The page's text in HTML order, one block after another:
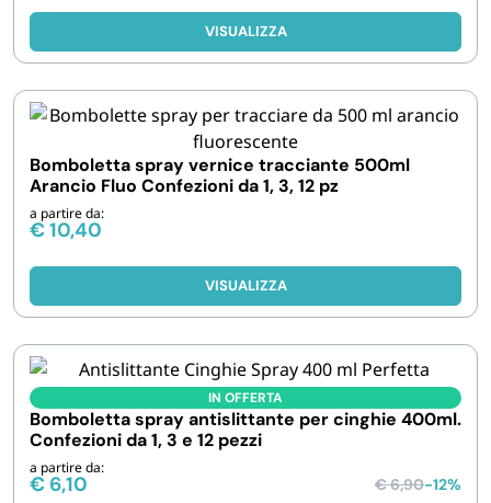
VISUALIZZA
Bomboletta spray vernice tracciante 500ml
Arancio Fluo Confezioni da 1, 3, 12 pz
a partire da:
€10,40
VISUALIZZA
IN OFFERTA
Bomboletta spray antislittante per cinghie 400ml.
Confezioni da 1, 3 e 12 pezzi
a partire da:
€ 6,10 €6,90-12%